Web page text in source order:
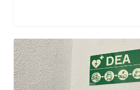
la
Ludoteca
En
Orusco
ya